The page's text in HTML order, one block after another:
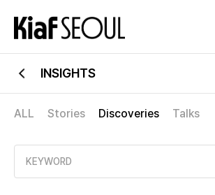
INSIGHTS
ALL Stories Discoveries Talks